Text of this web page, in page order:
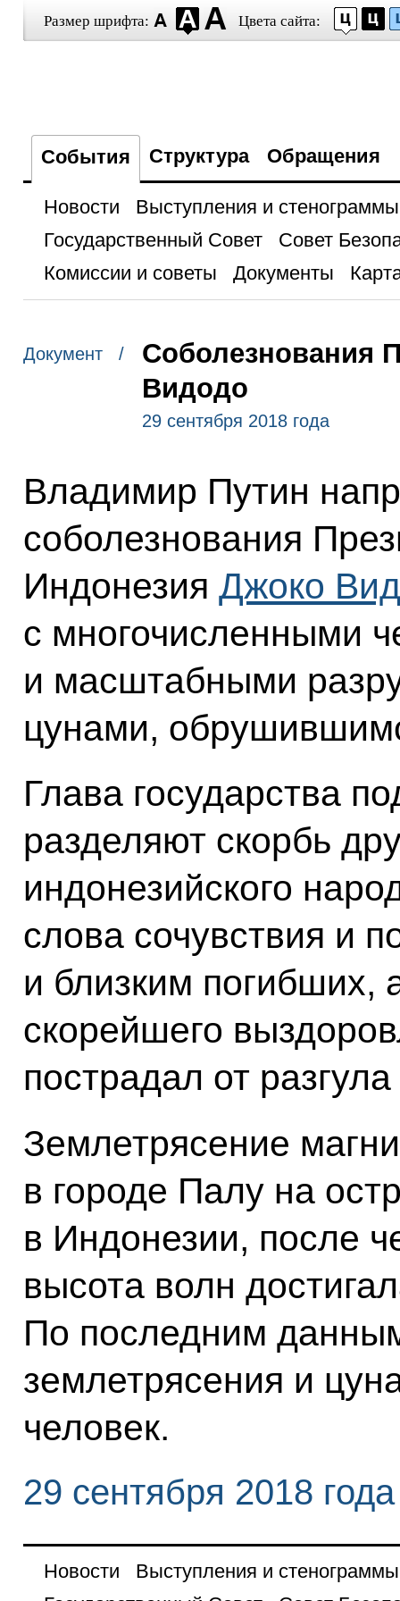
Размер шрифта: Цвета сайта:
События Структура Обращения
Новости
Выступления и стенограммы
Государственный Совет
Совет
Комиссии и советы
Документы
Документ /
Соболезнования
Видодо
29 сентября 2018 года
Владимир Путин
соболезнования
Индонезия Джоко
с многочисленными
и масштабными
цунами,
Глава государства
разделяют скорбь
индонезийского
слова сочувствия и
и близким погибших,
скорейшего
пострадал от
Землетрясение
в городе Палу на
в Индонезии, после
высота волн
По последним
землетрясения и
человек.
29 сентября 2018 года
Новости
Выступления и стенограммы